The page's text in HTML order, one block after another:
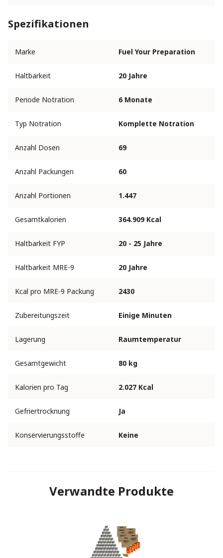
Spezifikationen
Marke Fuel Your Preparation
Haltbarkeit 20 Jahre
Periode Notration 6 Monate
Typ Notration Komplette Notration
Anzahl Dosen 69
Anzahl Packungen 60
Anzahl Portionen 1.447
Gesamtkalorien 364.909 Kcal
Haltbarkeit FYP 20 - 25 Jahre
Haltbarkeit MRE-9 20 Jahre
Kcal pro MRE-9 Packung 2430
Zubereitungszeit Einige Minuten
Lagerung Raumtemperatur
Gesamtgewicht 80 kg
Kalorien pro Tag 2.027 Kcal
Gefriertrocknung Ja
Konservierungsstoffe Keine
Verwandte Produkte